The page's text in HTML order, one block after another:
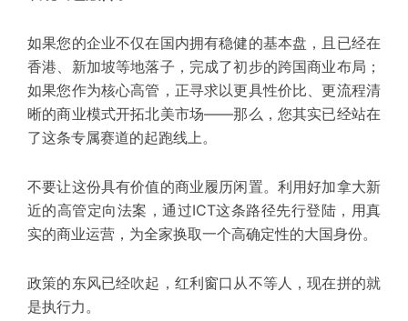
如果您的企业不仅在国内拥有稳健的基本盘，且已经在
香港、新加坡等地落子，完成了初步的跨国商业布局；
如果您作为核心高管，正寻求以更具性价比、更流程清
晰的商业模式开拓北美市场——那么，您其实已经站在
了这条专属赛道的起跑线上。
不要让这份具有价值的商业履历闲置。利用好加拿大新
近的高管定向法案，通过ICT这条路径先行登陆，用真
实的商业运营，为全家换取一个高确定性的大国身份。
政策的东风已经吹起，红利窗口从不等人，现在拼的就
是执行力。